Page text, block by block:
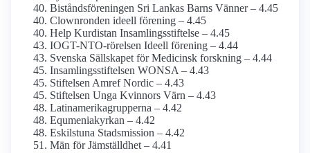
Bistånds­föreningen Sri Lankas Barns Vänner – 4.45
Clownronden ideell förening – 4.45
Help Kurdistan Insamlings­stiftelse – 4.45
IOGT-NTO-rörelsen Ideell förening – 4.44
Svenska Sällskapet för Medicinsk forskning – 4.44
Insamlings­stiftelsen WONSA – 4.43
Stiftelsen Amref Nordic – 4.43
Stiftelsen Unga Kvinnors Värn – 4.43
Latinamerika­grupperna – 4.42
Equmenia­kyrkan – 4.42
Eskilstuna Stadsmission – 4.42
Män för Jämställdhet – 4.41